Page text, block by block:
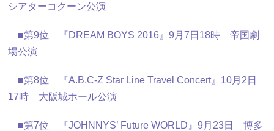
シアターコクーン公演
■第9位 『DREAM BOYS 2016』9月7日18時 帝国劇
場公演
■第8位 『A.B.C-Z Star Line Travel Concert』10月2日
17時 大阪城ホール公演
■第7位 『JOHNNYS’ Future WORLD』9月23日 博多